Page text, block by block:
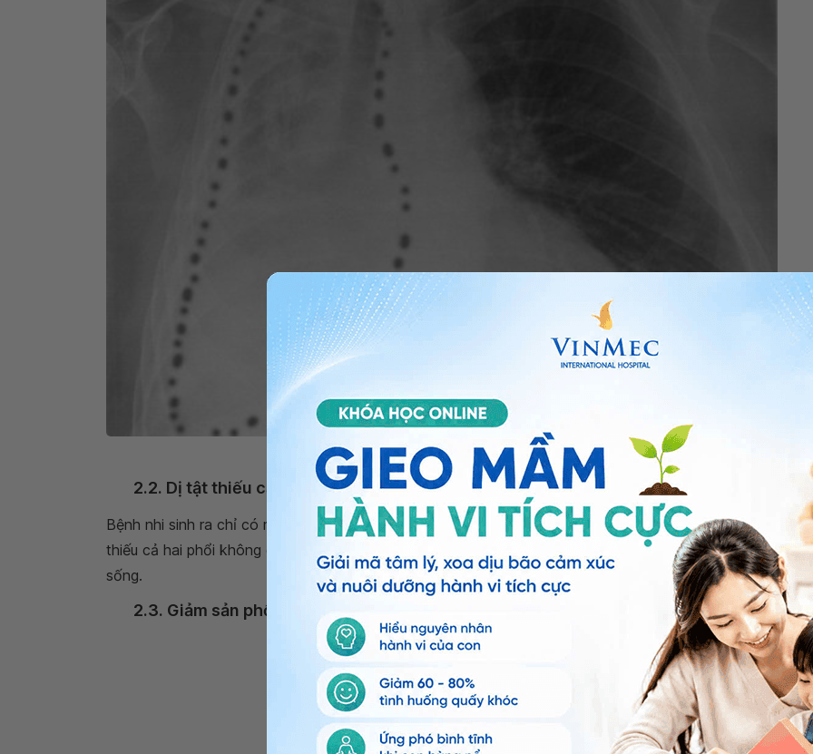
Dị tật thiếu 1 bên phổi
2.2. Dị tật thiếu cả hai phổi
Bệnh nhi sinh ra chỉ có một đoạn khí quản cụt, còn phế quản và phổi hoàn toàn không có. Dị tật
thiếu cả hai phổi không có ý nghĩa về lâm sàng, bởi vì đứa trẻ khi sinh ra đã không còn khả năng
sống.
2.3. Giảm sản phổi